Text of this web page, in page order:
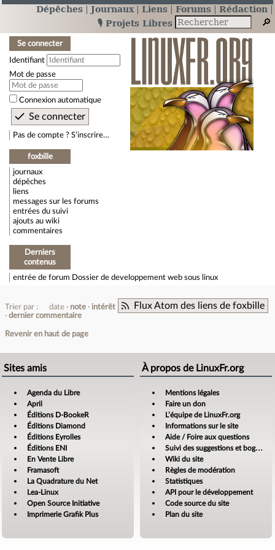
Dépêches Journaux Liens Forums
Rédaction
🎙️ Projets Libres
Se connecter
Identifiant
Mot de passe
Connexion automatique
Pas de compte ? S’inscrire…
foxbille
journaux
dépêches
liens
messages sur les forums
entrées du suivi
ajouts au wiki
commentaires
Derniers
contenus
entrée de forum Dossier de developpement web sous linux
Flux Atom des liens de foxbille
Trier par : date note
intérêt
dernier commentaire
Revenir en haut de page
Sites amis
Agenda du Libre
April
Éditions D-BookeR
Éditions Diamond
Éditions Eyrolles
Éditions ENI
En Vente Libre
Framasoft
La Quadrature du Net
Lea-Linux
Open Source Initiative
Imprimerie Grafik Plus
À propos de LinuxFr.org
Mentions légales
Faire un don
L’équipe de LinuxFr.org
Informations sur le site
Aide / Foire aux questions
Suivi des suggestions et bogues
Wiki du site
Règles de modération
Statistiques
API pour le développement
Code source du site
Plan du site